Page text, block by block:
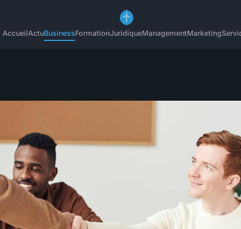
AccueilActuBusinessFormationJuridiqueManagementMarketing